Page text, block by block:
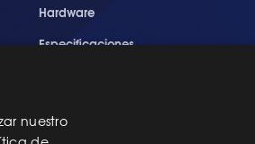
Hardware
Especificaciones
nuestro